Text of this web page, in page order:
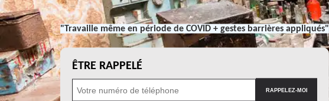
"Travaille même en période de COVID + gestes barrières appliqués"
ÊTRE RAPPELÉ